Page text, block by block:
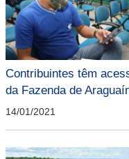
Contribuintes têm
da Fazenda de
14/01/2021